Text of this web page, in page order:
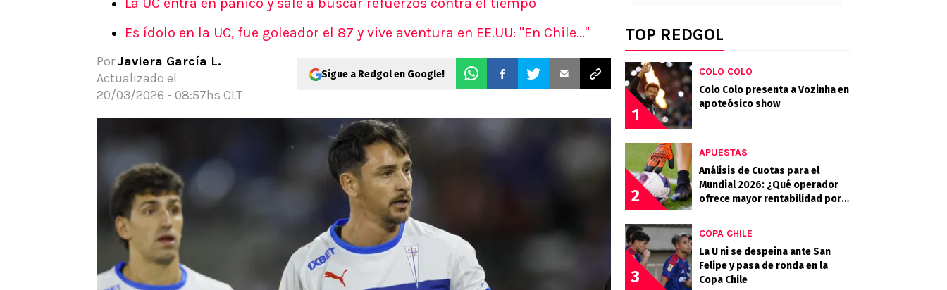
Pronósticos
Es ídolo en la UC, fue goleador el 87 y vive aventura en EE.UU: "En Chile..."
Por Javiera García L.
Actualizado el
20/03/2026 - 08:57hs CLT
Sigue a Redgol en Google!
TOP REDGOL
1
COLO COLO
Colo Colo presenta a Vozinha en
apoteósico show
2
APUESTAS
Análisis de Cuotas para el
Mundial 2026: ¿Qué operador
ofrece mayor rentabilidad por
3
COPA CHILE
La U ni se despeina ante San
Felipe y pasa de ronda en la
Copa Chile